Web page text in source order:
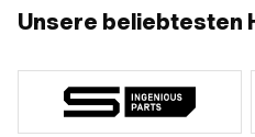
Unsere beliebtesten